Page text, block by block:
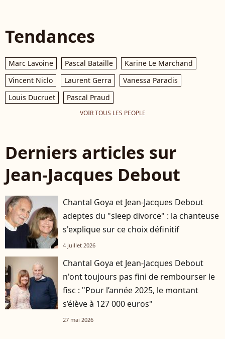
Tendances
Marc Lavoine Pascal Bataille
Karine Le Marchand
Vincent Niclo
Laurent Gerra
Vanessa Paradis
Louis Ducruet
Pascal Praud
VOIR TOUS LES PEOPLE
Derniers articles sur
Jean-Jacques Debout
Chantal Goya et Jean-Jacques Debout
adeptes du "sleep divorce" : la chanteuse
s'explique sur ce choix définitif
4 juillet 2026
Chantal Goya et Jean-Jacques Debout
n'ont toujours pas fini de rembourser le
fisc : "Pour l’année 2025, le montant
s’élève à 127 000 euros"
27 mai 2026